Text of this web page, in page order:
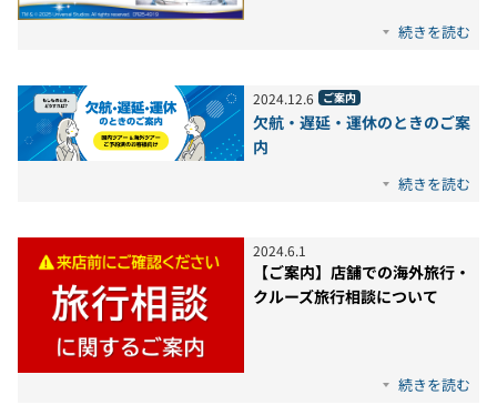
続きを読む
2024.12.6 ご案内
欠航・遅延・運休のときのご案
内
続きを読む
2024.6.1
【ご案内】店舗での海外旅行・
クルーズ旅行相談について
続きを読む